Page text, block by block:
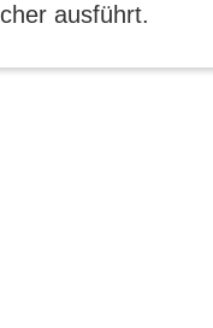
ausführt.